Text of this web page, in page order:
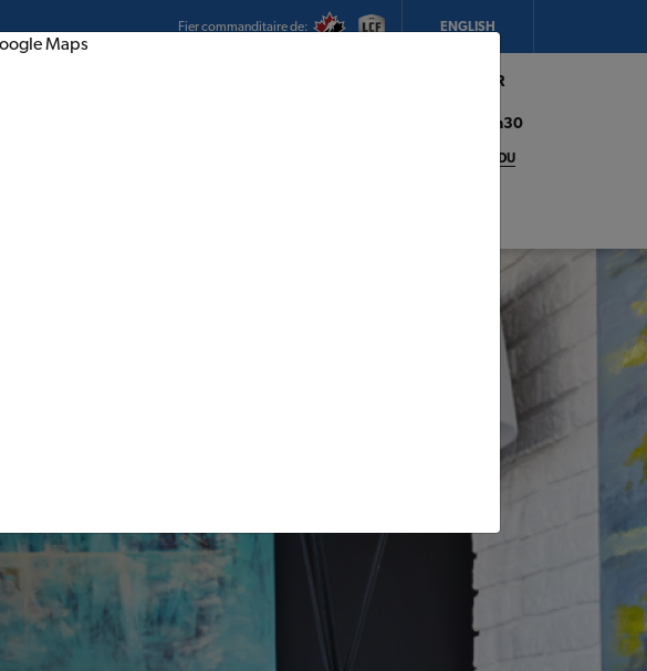
Fier commanditaire de: ENGLISH
Hickey's TIMBER
8h00 - 17h30
DÉTAILS DU